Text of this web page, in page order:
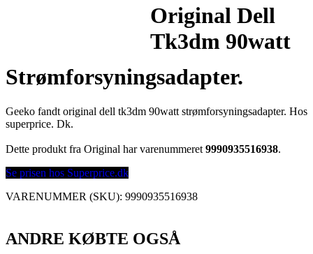
Original Dell
Tk3dm 90watt
Strømforsyningsadapter.
Geeko fandt original dell tk3dm 90watt strømforsyningsadapter. Hos
superprice. Dk.
Dette produkt fra Original har varenummeret 9990935516938.
Se prisen hos Superprice.dk
VARENUMMER (SKU): 9990935516938
ANDRE KØBTE OGSÅ